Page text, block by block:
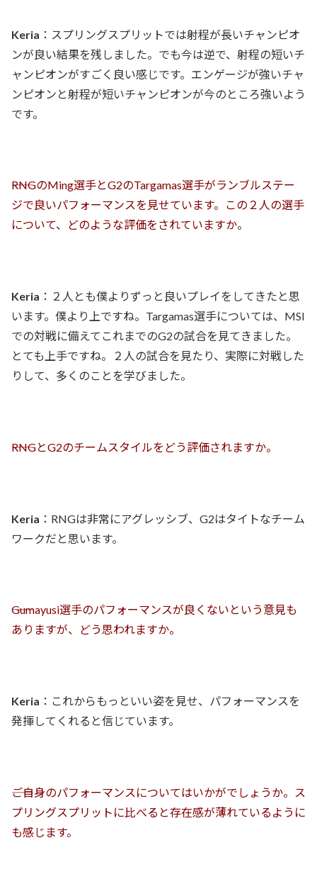
Keria ：スプリングスプリットでは射程が長いチャンピオ
ンが良い結果を残しました。でも今は逆で、射程の短いチ
ャンピオンがすごく良い感じです。エンゲージが強いチャ
ンピオンと射程が短いチャンピオンが今のところ強いよう
です。
――RNGのMing選手とG2のTargamas選手がランブルステー
ジで良いパフォーマンスを見せています。この２人の選手
について、どのような評価をされていますか。
Keria ：２人とも僕よりずっと良いプレイをしてきたと思
います。僕より上ですね。Targamas選手については、MSI
での対戦に備えてこれまでのG2の試合を見てきました。
とても上手ですね。２人の試合を見たり、実際に対戦した
りして、多くのことを学びました。
――RNGとG2のチームスタイルをどう評価されますか。
Keria ：RNGは非常にアグレッシブ、G2はタイトなチーム
ワークだと思います。
――Gumayusi選手のパフォーマンスが良くないという意見も
ありますが、どう思われますか。
Keria ：これからもっといい姿を見せ、パフォーマンスを
発揮してくれると信じています。
――ご自身のパフォーマンスについてはいかがでしょうか。ス
プリングスプリットに比べると存在感が薄れているように
も感じます。